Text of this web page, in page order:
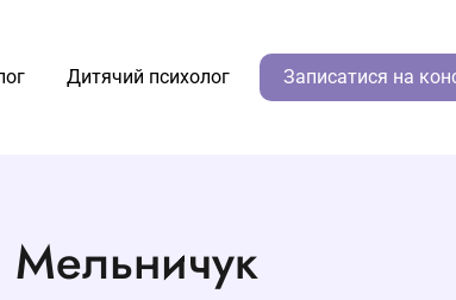
Дитячий психолог Записатися на
Мельничук